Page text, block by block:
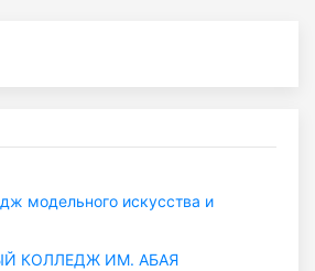
модельного искусства и
КОЛЛЕДЖ ИМ. АБАЯ